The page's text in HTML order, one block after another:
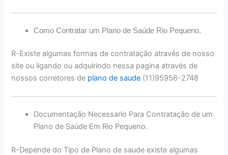
Como Contratar um Plano de Saúde Rio Pequeno.
R-Existe algumas formas de contratação através de nosso
site ou ligando ou adquirindo nessa pagina através de
nossos corretores de plano de saude (11)95956-2748
Documentação Necessario Para Contratação de um
Plano de Saúde Em Rio Pequeno.
R-Depende do Tipo de Plano de saude existe algumas